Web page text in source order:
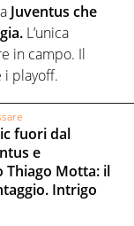
Juventus che
L’unica
in campo. Il
i playoff.
fuori dal
e
Motta: il
Intrigo